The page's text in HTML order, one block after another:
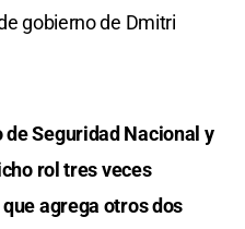
gobierno de Dmitri
Seguridad Nacional y
rol tres veces
agrega otros dos